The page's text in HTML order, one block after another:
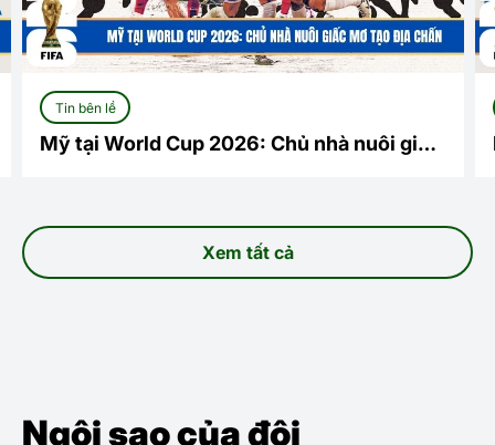
Xem tất cả
Tin bên lề
Mỹ tại World Cup 2026: Chủ nhà nuôi giấc
Ngôi sao của đội